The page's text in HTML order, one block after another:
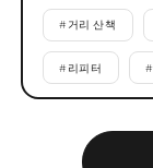
# 거리 산책
# 리피터 #